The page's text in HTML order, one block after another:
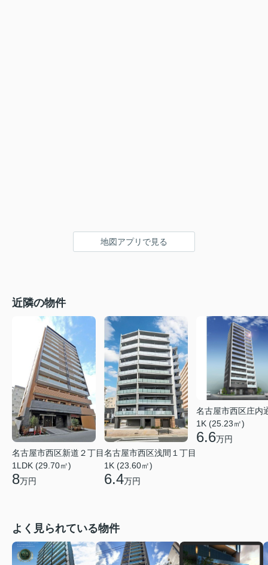
地図アプリで見る
近隣の物件
名古屋市西区新道２丁目
1LDK (29.70㎡)
8万円
名古屋市西区浅間１丁目
1K (23.60㎡)
6.4万円
名古屋市西区庄内
1K (25.23㎡)
6.6万円
よく見られている物件